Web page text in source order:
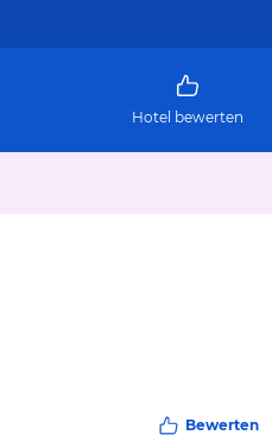
Hotel bewerten
Bewerten